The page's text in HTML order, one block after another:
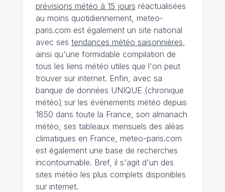
prévisions météo à 15 jours réactualisées
au moins quotidiennement, meteo-
paris.com est également un site national
avec ses tendances météo saisonnières,
ainsi qu'une formidable compilation de
tous les liens météo utiles que l'on peut
trouver sur internet. Enfin, avec sa
banque de données UNIQUE (chronique
météo) sur les événements météo depuis
1850 dans toute la France, son almanach
météo, ses tableaux mensuels des aléas
climatiques en France, meteo-paris.com
est également une base de recherches
incontournable. Bref, il s'agit d'un des
sites météo les plus complets disponibles
sur internet.